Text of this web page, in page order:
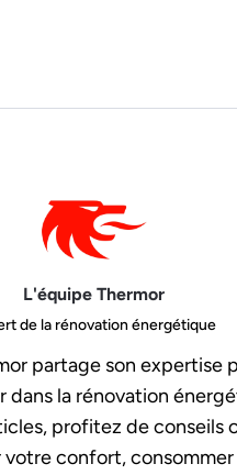
L'équipe Thermor
de la rénovation énergétique
partage son expertise
dans la rénovation
profitez de conseils
votre confort,